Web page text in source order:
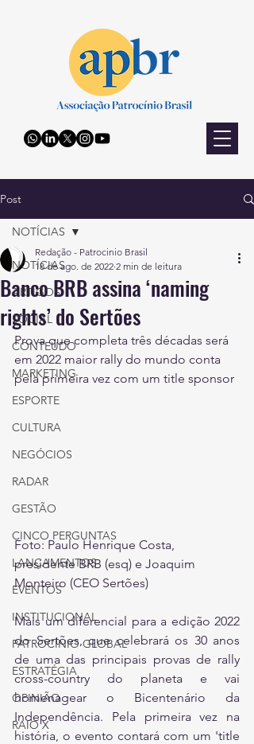
Post
NOTÍCIAS
ARTIGOS
SOCIAL
CONTEÚDO
MARKETING
ESPORTE
CULTURA
NEGÓCIOS
RADAR
GESTÃO
CINCO PERGUNTAS
LANÇAMENTOS
EVENTOS
INSTITUCIONAL
PATROCÍNIO GLOBAL
ESTRATÉGIA
OPINIÃO
RAIO X
NOTÍCIAS
Banco BRB assina ‘naming
rights’ do Sertões
Redação - Patrocinio Brasil
18 de ago. de 2022 2 min de leitura
Prova que completa três décadas será
em 2022 maior rally do mundo conta
pela primeira vez com um title sponsor
Foto: Paulo Henrique Costa,
presidente BRB (esq) e Joaquim
Monteiro (CEO Sertões)
Mais um diferencial para a edição 2022
do Sertões, que celebrará os 30 anos
de uma das principais provas de rally
cross-country do planeta e vai
homenagear o Bicentenário da
Independência. Pela primeira vez na
história, o evento contará com um 'title